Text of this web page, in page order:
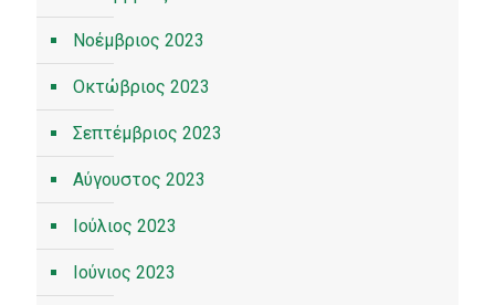
Νοέμβριος 2023
Οκτώβριος 2023
Σεπτέμβριος 2023
Αύγουστος 2023
Ιούλιος 2023
Ιούνιος 2023